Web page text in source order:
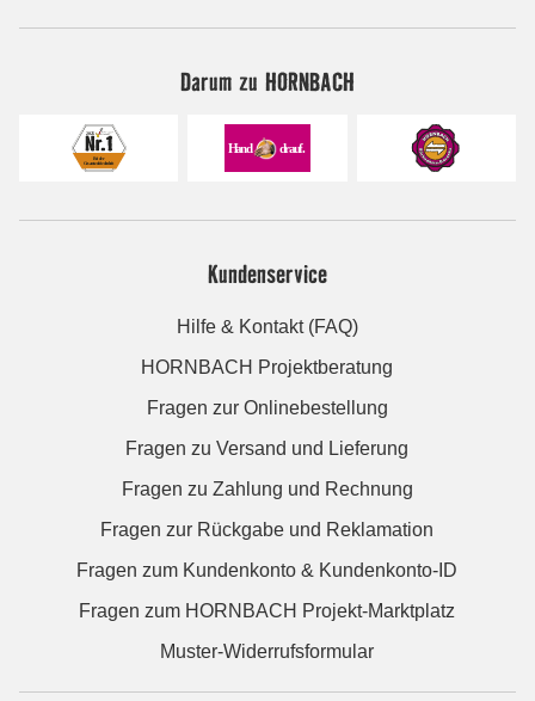
Darum zu HORNBACH
Kundenservice
Hilfe & Kontakt (FAQ)
HORNBACH Projektberatung
Fragen zur Onlinebestellung
Fragen zu Versand und Lieferung
Fragen zu Zahlung und Rechnung
Fragen zur Rückgabe und Reklamation
Fragen zum Kundenkonto & Kundenkonto-ID
Fragen zum HORNBACH Projekt-Marktplatz
Muster-Widerrufsformular